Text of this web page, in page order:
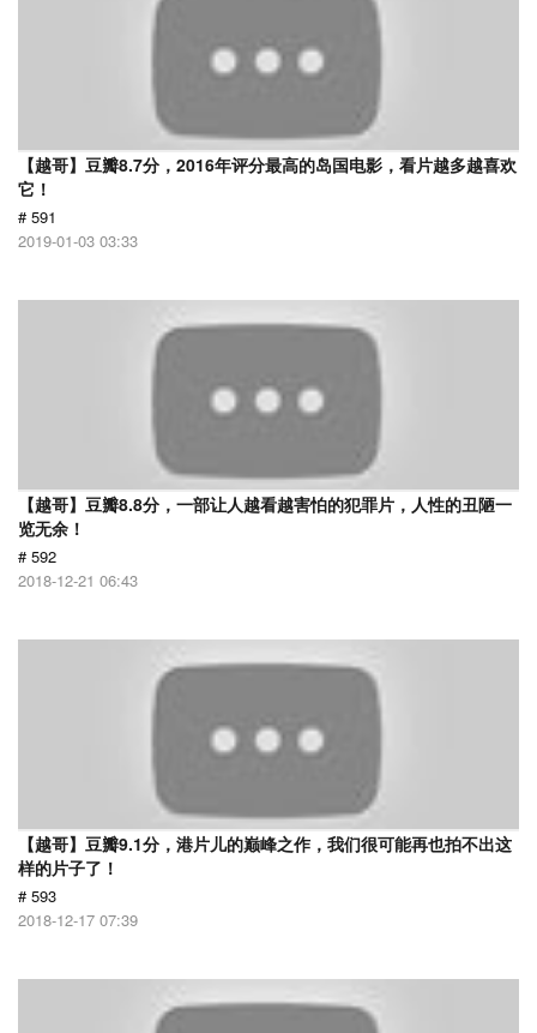
【越哥】豆瓣8.7分，2016年评分最高的岛国电影，看片越多越喜欢
它！
# 591
2019-01-03 03:33
【越哥】豆瓣8.8分，一部让人越看越害怕的犯罪片，人性的丑陋一
览无余！
# 592
2018-12-21 06:43
【越哥】豆瓣9.1分，港片儿的巅峰之作，我们很可能再也拍不出这
样的片子了！
# 593
2018-12-17 07:39